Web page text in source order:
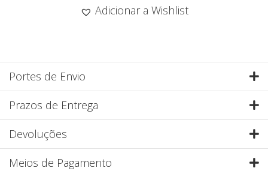
Adicionar a Wishlist
Portes de Envio
Prazos de Entrega
Devoluções
Meios de Pagamento